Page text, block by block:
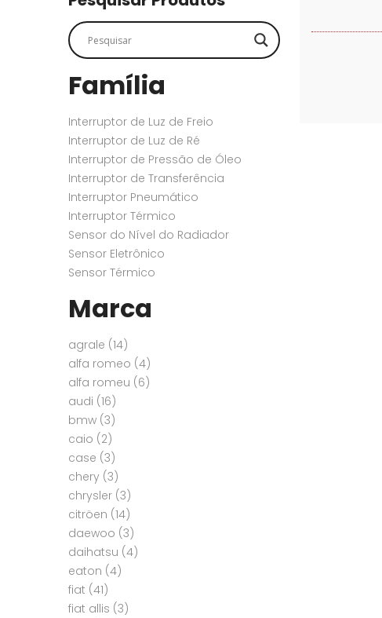
Família
Interruptor de Luz de Freio
Interruptor de Luz de Ré
Interruptor de Pressão de Óleo
Interruptor de Transferência
Interruptor Pneumático
Interruptor Térmico
Sensor do Nível do Radiador
Sensor Eletrônico
Sensor Térmico
Marca
agrale (14)
alfa romeo (4)
alfa romeu (6)
audi (16)
bmw (3)
caio (2)
case (3)
chery (3)
chrysler (3)
citröen (14)
daewoo (3)
daihatsu (4)
eaton (4)
fiat (41)
fiat allis (3)